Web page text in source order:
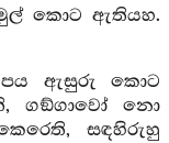
කොට ඇතියහ.
ඇසුරු කොට
ගඞ්ගාවෝ නො
සඳහිරුහු